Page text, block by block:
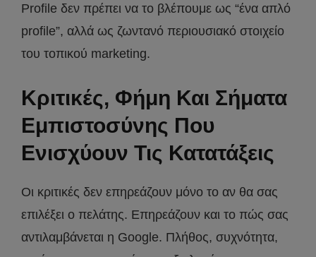
Profile δεν πρέπει να το βλέπουμε ως “ένα απλό
profile”, αλλά ως ζωντανό περιουσιακό στοιχείο
του τοπικού marketing.
Κριτικές, Φήμη Και Σήματα
Εμπιστοσύνης Που
Ενισχύουν Τις Κατατάξεις
Οι κριτικές δεν επηρεάζουν μόνο το αν θα σας
επιλέξει ο πελάτης. Επηρεάζουν και το πώς σας
αντιλαμβάνεται η Google. Πλήθος, συχνότητα,